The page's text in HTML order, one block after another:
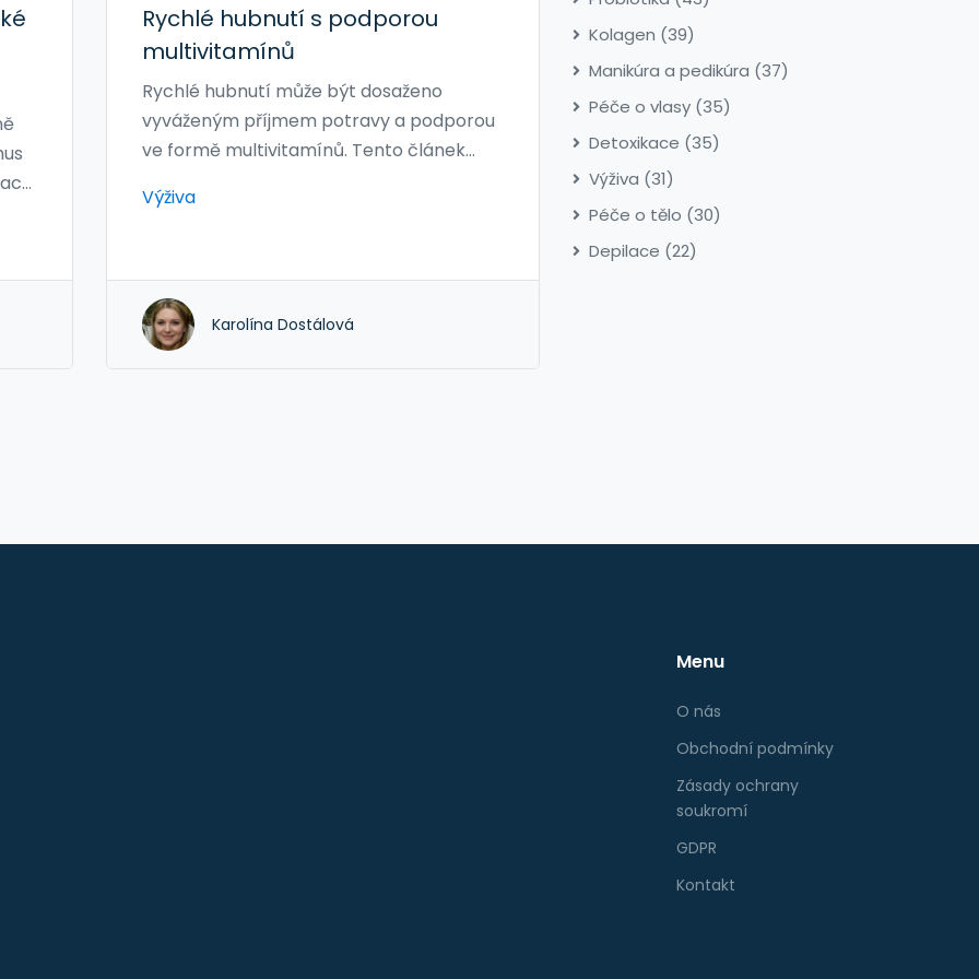
Rychlé hubnutí s podporou
multivitamínů
Rychlé hubnutí může být dosaženo
vyváženým příjmem potravy a podporou
ve formě multivitamínů. Tento článek
podporuje efektivní hubnutí, a vysvětluje,
vybrat vhodné potraviny, které dodají
tělu potřebné živiny bez nadbytečných
kalorií, a proč je důležité zahrnout do
Výživa
Karolína Dostálová
Kolagen (39)
Manikúra a pedikúra (37)
Péče o vlasy (35)
Detoxikace (35)
Výživa (31)
Péče o tělo (30)
Depilace (22)
Menu
O nás
Obchodní podmínky
Zásady ochrany
soukromí
GDPR
Kontakt